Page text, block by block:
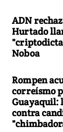
ADN
Hurtado
Noboa
Rompen
correísmo
Guayaquil:
contra